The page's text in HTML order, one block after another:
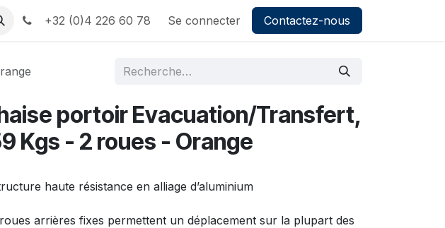
+32 (0)4 226 60 78 Se connecter Contactez-nous
portoir Evacuation/Transfert,
Kgs - 2 roues - Orange
haute résistance en alliage d’aluminium
arrières fixes permettent un déplacement sur la plupart des